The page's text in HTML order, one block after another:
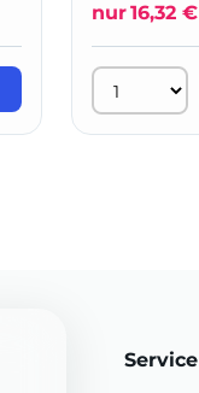
nur16,32 €
Service